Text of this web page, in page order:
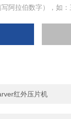
阿拉伯数字），如：
红外压片机